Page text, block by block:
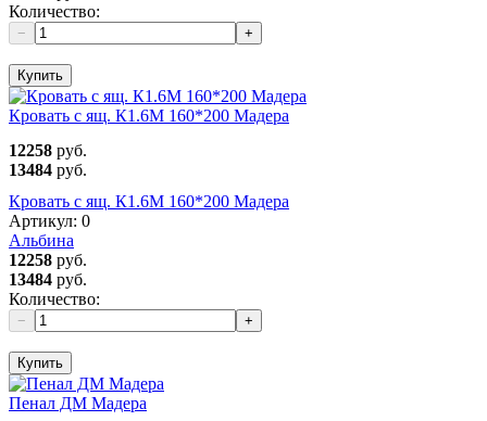
Количество:
− +
Купить
Кровать с ящ. К1.6М 160*200 Мадера
12258 руб.
13484 руб.
Кровать с ящ. К1.6М 160*200 Мадера
Артикул: 0
Альбина
12258 руб.
13484 руб.
Количество:
− +
Купить
Пенал ДМ Мадера